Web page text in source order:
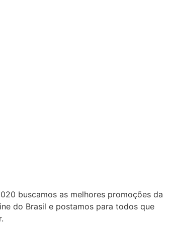
buscamos as melhores promoções da
do Brasil e postamos para todos que